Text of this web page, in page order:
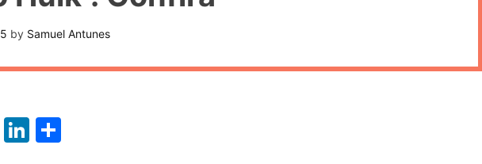
by Samuel Antunes
Pi Li